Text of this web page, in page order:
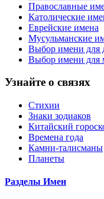
Православные
Католические
Еврейские имена
Мусульманские
Выбор имени для
Выбор имени для
Узнайте о связях
Стихии
Знаки зодиаков
Китайский
Времена года
Камни-талисманы
Планеты
Разделы Имен